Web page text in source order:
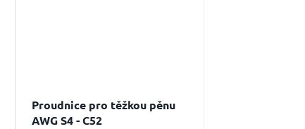
Proudnice pro těžkou pěnu
AWG S4 - C52